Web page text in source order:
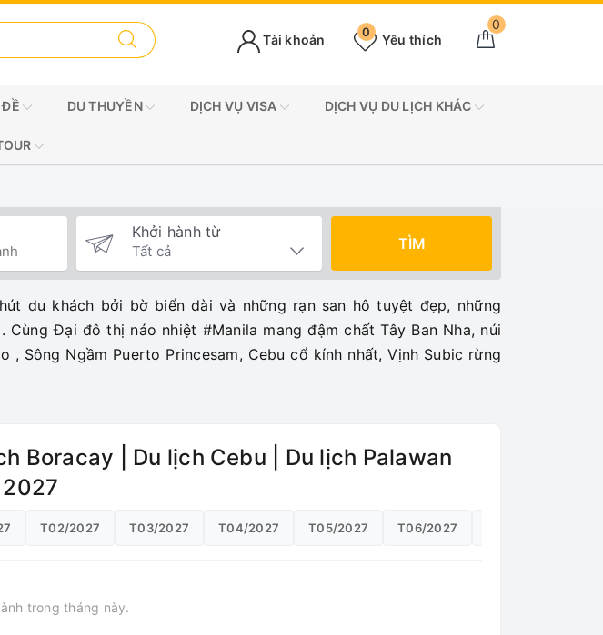
0
Yêu thích
0
Tài khoản
ĐỀ DU THUYỀN DỊCH VỤ VISA DỊCH VỤ DU LỊCH KHÁC
Khởi hành từ
TÌM
du khách bởi bờ biển dài và những rạn san hô tuyệt đẹp, những
Đại đô thị náo nhiệt #Manila mang đậm chất Tây Ban Nha, núi
Sông Ngầm Puerto Princesam, Cebu cổ kính nhất, Vịnh Subic rừng
Boracay | Du lịch Cebu | Du lịch Palawan
T02/2027 T03/2027 T04/2027 T05/2027 T06/2027
trong tháng này.